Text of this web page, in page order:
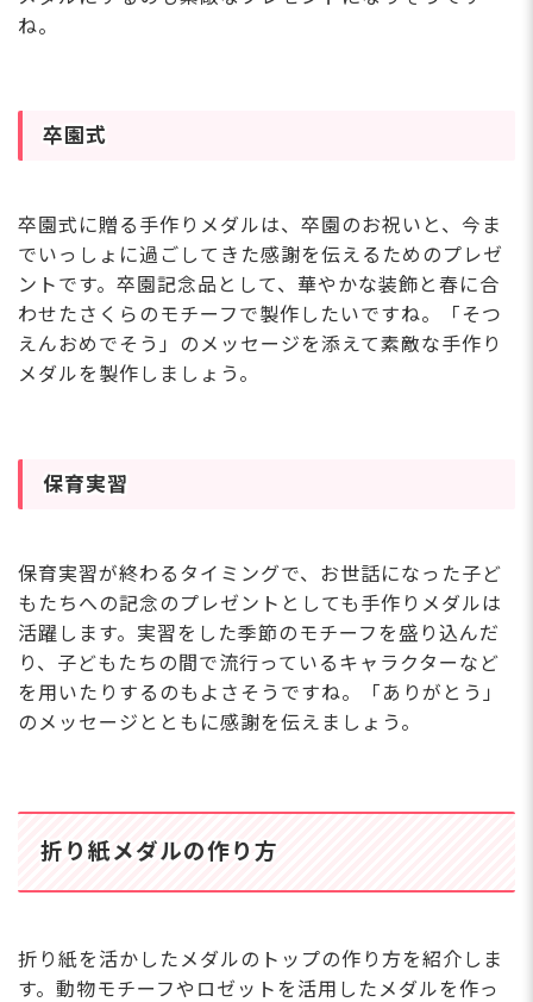
ね。
卒園式
卒園式に贈る手作りメダルは、卒園のお祝いと、今ま
でいっしょに過ごしてきた感謝を伝えるためのプレゼ
ントです。卒園記念品として、華やかな装飾と春に合
わせたさくらのモチーフで製作したいですね。「そつ
えんおめでそう」のメッセージを添えて素敵な手作り
メダルを製作しましょう。
保育実習
保育実習が終わるタイミングで、お世話になった子ど
もたちへの記念のプレゼントとしても手作りメダルは
活躍します。実習をした季節のモチーフを盛り込んだ
り、子どもたちの間で流行っているキャラクターなど
を用いたりするのもよさそうですね。「ありがとう」
のメッセージとともに感謝を伝えましょう。
折り紙メダルの作り方
折り紙を活かしたメダルのトップの作り方を紹介しま
す。動物モチーフやロゼットを活用したメダルを作っ